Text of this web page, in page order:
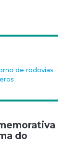
de rodovias
do